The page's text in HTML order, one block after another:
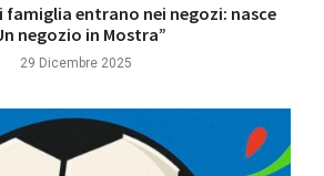
famiglia entrano nei negozi: nasce
negozio in Mostra”
29 Dicembre 2025